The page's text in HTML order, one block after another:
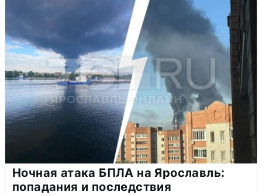
Ночная атака БПЛА на Ярославль:
попадания и последствия